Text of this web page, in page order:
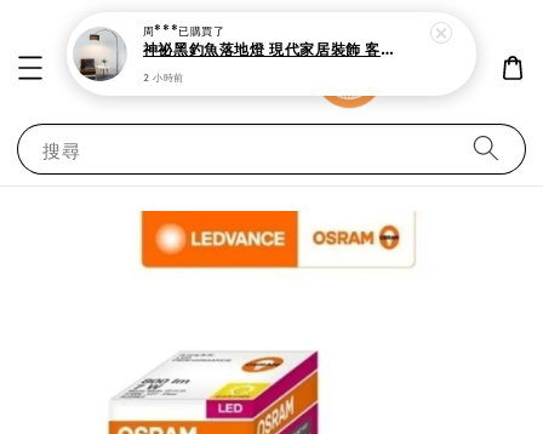
搜尋
周***已購買了
神祕黑釣魚落地燈 現代家居裝飾 客廳 書房與臥室立燈
2 小時前